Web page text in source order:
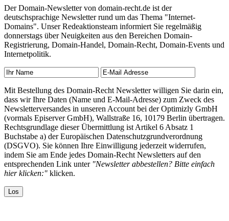
Der Domain-Newsletter von domain-recht.de ist der
deutschsprachige Newsletter rund um das Thema "Internet-
Domains". Unser Redeaktionsteam informiert Sie regelmäßig
donnerstags über Neuigkeiten aus den Bereichen Domain-
Registrierung, Domain-Handel, Domain-Recht, Domain-Events und
Internetpolitik.
Mit Bestellung des Domain-Recht Newsletter willigen Sie darin ein,
dass wir Ihre Daten (Name und E-Mail-Adresse) zum Zweck des
Newsletterversandes in unseren Account bei der Optimizly GmbH
(vormals Episerver GmbH), Wallstraße 16, 10179 Berlin übertragen.
Rechtsgrundlage dieser Übermittlung ist Artikel 6 Absatz 1
Buchstabe a) der Europäischen Datenschutzgrundverordnung
(DSGVO). Sie können Ihre Einwilligung jederzeit widerrufen,
indem Sie am Ende jedes Domain-Recht Newsletters auf den
entsprechenden Link unter "Newsletter abbestellen? Bitte einfach
hier klicken:" klicken.